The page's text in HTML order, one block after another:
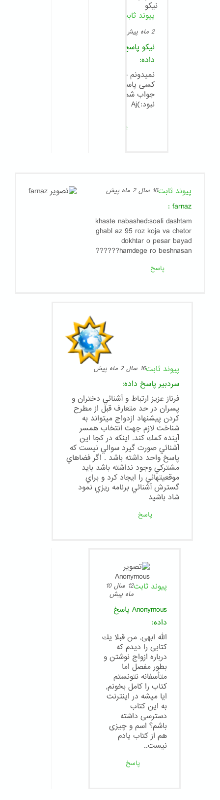
پیوند ثابت
2 ماه پیش
نیکو پاسخ
داده:
نمیدونم چرا
کسی پاسخگوی
جواب شما
نبود:)Aj
پاسخ
پیوند ثابت16 سال 2 ماه پیش
farnaz
:
khaste nabashed:soali dashtam
ghabl az 95 roz koja va chetor
dokhtar o pesar bayad
hamdege ro beshnasan??????
پاسخ
پیوند ثابت16 سال 2 ماه پیش
سردبیر پاسخ داده:
فرناز عزيز ارتباط و آشنائي دختران و
پسران در حد متعارف قبل از مطرح
كردن پيشنهاد ازدواج ميتواند به
شناخت لازم جهت انتخاب همسر
آينده كمك كند. اينكه در كجا اين
آشنائي صورت گيرد سوالي نيست كه
پاسخ واحد داشته باشد . اگر فضاهاي
مشتركي وجود نداشته باشد بايد
موقعيتهائي را ايجاد كرد و براي
گسترش آشنائي برنامه ريزي نمود
شاد باشيد
پاسخ
پیوند ثابت
12 سال 10
ماه پیش
Anonymous پاسخ
داده:
الله ابهى, من قبلا يك
كتابى را ديدم كه
درباره ازواج نوشتن و
بطور مفصل اما
متأسفانه نتونستم
كتاب را كامل بخونم,
ايا ميشه در اينترنت
به اين كتاب
دسترسى داشته
باشم؟ اسم و چيزى
هم از كتاب يادم
نيست..
پاسخ